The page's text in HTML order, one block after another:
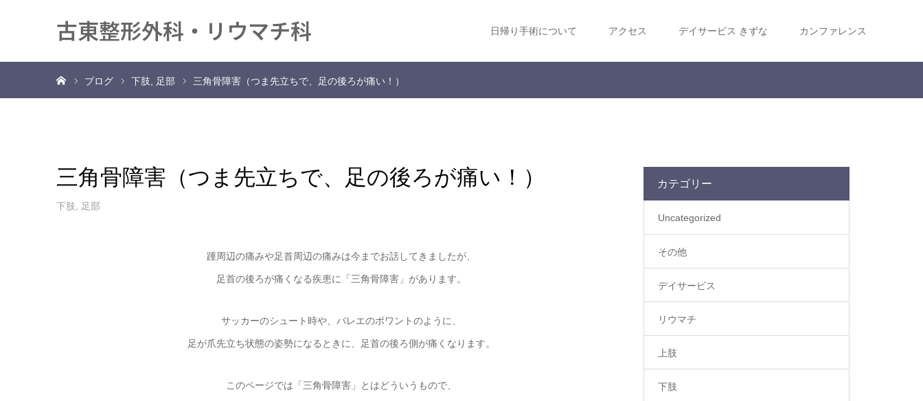
古東整形外科・リウマチ科 日帰り手術について アクセス デイサービス きずな カンファレンス
ブログ 下肢 足部 三角骨障害（つま先立ちで、足の後ろが痛い！）
三角骨障害（つま先立ちで、足の後ろが痛い！）
下肢 足部
踵周辺の痛みや足首周辺の痛みは今までお話してきましたが、
足首の後ろが痛くなる疾患に「三角骨障害」があります。
サッカーのシュート時や、バレエのポワントのように、
足が爪先立ち状態の姿勢になるときに、足首の後ろ側が痛くなります。
このページでは「三角骨障害」とはどういうもので、
カテゴリー
Uncategorized
その他
デイサービス
リウマチ
上肢
下肢